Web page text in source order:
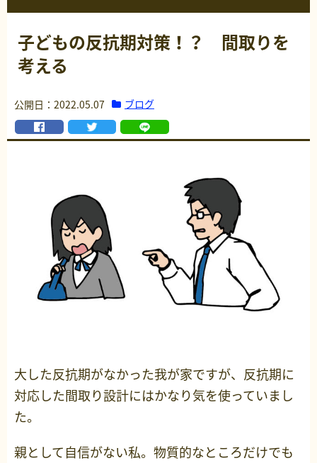
子どもの反抗期対策！？ 間取りを
考える
公開日：2022.05.07 ブログ
大した反抗期がなかった我が家ですが、反抗期に
対応した間取り設計にはかなり気を使っていまし
た。
親として自信がない私。物質的なところだけでも